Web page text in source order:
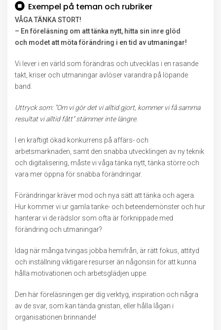
Exempel på teman och rubriker
VÅGA TÄNKA STORT!
– En föreläsning om att tänka nytt, hitta sin inre glöd
och modet att möta förändring i en tid av utmaningar!
Vi lever i en värld som förändras och utvecklas i en rasande
takt, kriser och utmaningar avlöser varandra på löpande
band.
Uttryck som: ”Om vi gör det vi alltid gjort, kommer vi få samma
resultat vi alltid fått” stämmer inte längre.
I en kraftigt ökad konkurrens på affärs- och
arbetsmarknaden, samt den snabba utvecklingen av ny teknik
och digitalisering, måste vi våga tänka nytt, tänka större och
vara mer öppna för snabba förändringar.
Förändringar kräver mod och nya sätt att tänka och agera.
Hur kommer vi ur gamla tanke- och beteendemönster och hur
hanterar vi de rädslor som ofta är förknippade med
förändring och utmaningar?
Idag när många tvingas jobba hemifrån, är rätt fokus, attityd
och inställning viktigare resurser än någonsin för att kunna
hålla motivationen och arbetsglädjen uppe.
Den här föreläsningen ger dig verktyg, inspiration och några
av de svar, som kan tända gnistan, eller hålla lågan i
organisationen brinnande!